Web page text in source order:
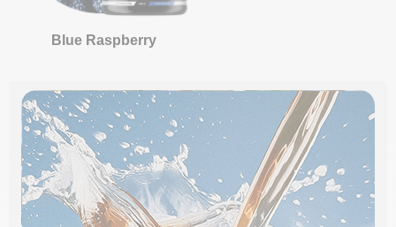
Blue Raspberry